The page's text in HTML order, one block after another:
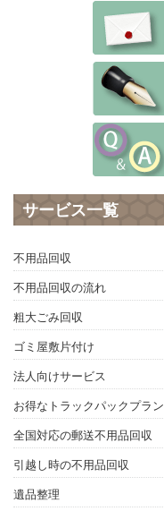
サービス一覧
不用品回収
不用品回収の流れ
粗大ごみ回収
ゴミ屋敷片付け
法人向けサービス
お得なトラックパックプラン
全国対応の郵送不用品回収
引越し時の不用品回収
遺品整理